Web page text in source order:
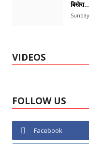
बिखेरा...
VIDEOS
FOLLOW US
Facebook